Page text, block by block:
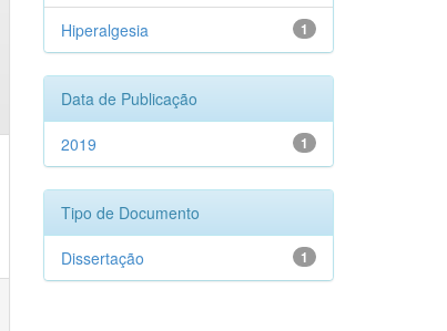
1
Hiperalgesia
Data de Publicação
1
2019
Tipo de Documento
1
Dissertação